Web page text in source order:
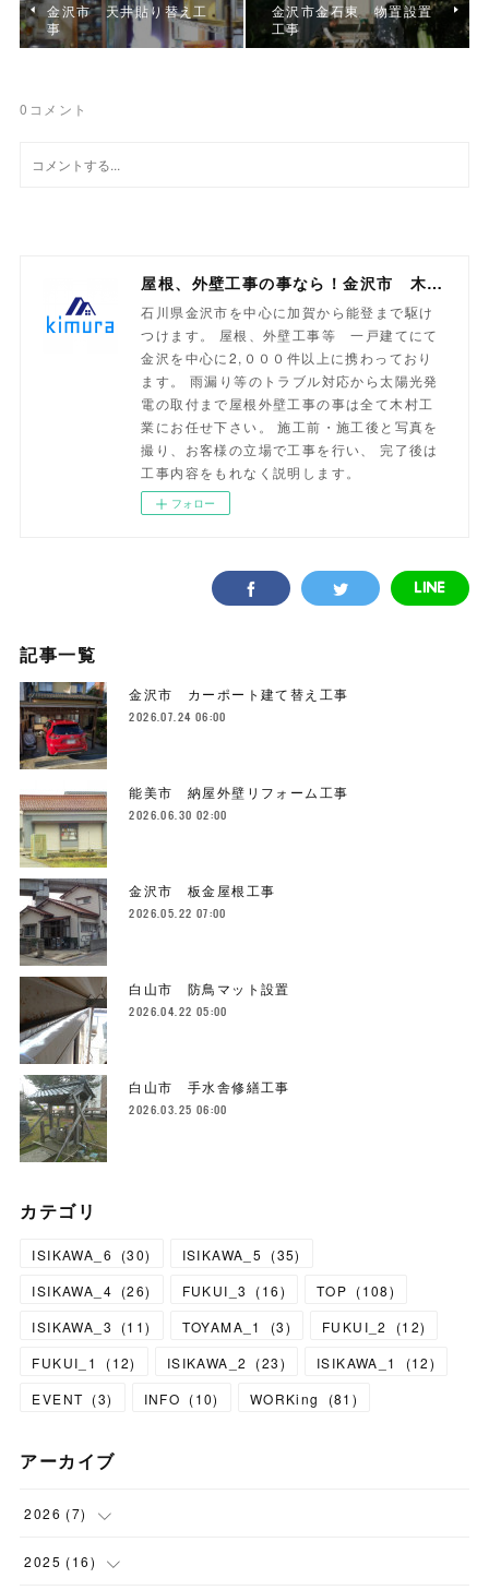
金沢市 天井貼り替え工
事
金沢市金石東 物置設置
工事
0 コメント
屋根、外壁工事の事なら！金沢市 木村工業
石川県金沢市を中心に加賀から能登まで駆け
つけます。 屋根、外壁工事等 一戸建てにて
金沢を中心に2,０００件以上に携わっており
ます。 雨漏り等のトラブル対応から太陽光発
電の取付まで屋根外壁工事の事は全て木村工
業にお任せ下さい。 施工前・施工後と写真を
撮り、お客様の立場で工事を行い、 完了後は
工事内容をもれなく説明します。
フォロー
記事一覧
金沢市 カーポート建て替え工事
2026.07.24 06:00
能美市 納屋外壁リフォーム工事
2026.06.30 02:00
金沢市 板金屋根工事
2026.05.22 07:00
白山市 防鳥マット設置
2026.04.22 05:00
白山市 手水舎修繕工事
2026.03.25 06:00
カテゴリ
ISIKAWA_6 (30) ISIKAWA_5 (35)
ISIKAWA_4 (26) FUKUI_3 (16) TOP (108)
ISIKAWA_3
(11) TOYAMA_1 (3) FUKUI_2 (12)
FUKUI_1
(12) ISIKAWA_2 (23) ISIKAWA_1 (12)
EVENT (3) INFO (10) WORKing (81 )
アーカイブ
2026 (7)
(1)
2025 (16)